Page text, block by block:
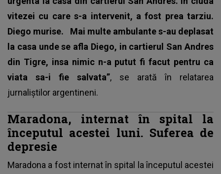
vitezei cu care s-a intervenit, a fost prea tarziu.
Diego murise.
Mai multe ambulante s-au deplasat
la casa unde se afla Diego, in cartierul San Andres
din Tigre, insa nimic n-a putut fi facut pentru ca
viata sa-i fie salvata”, se arată în relatarea
jurnaliștilor argentineni.
Maradona, internat în spital la
începutul acestei luni. Suferea de
depresie
Maradona a fost internat în spital la începutul acestei